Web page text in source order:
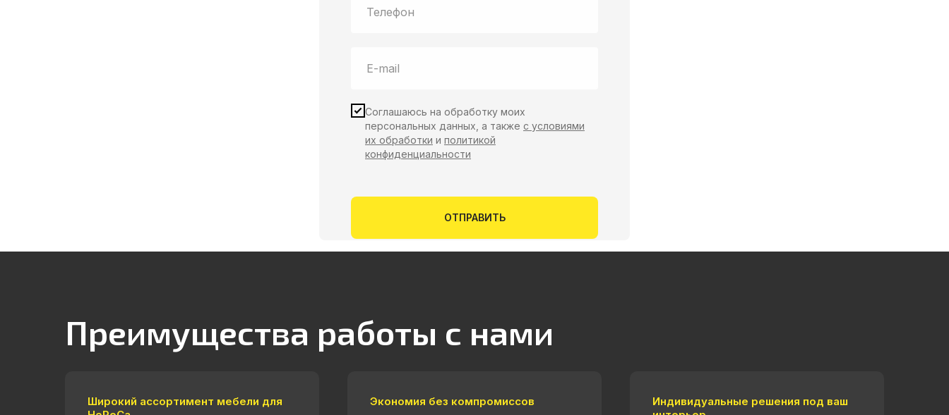
Соглашаюсь на обработку моих
персональных данных, а также с условиями
их обработки и политикой
конфиденциальности
ОТПРАВИТЬ
Индивидуальные решения под ваш
Экономия без компромиссов
Широкий ассортимент мебели для
Преимущества работы с нами